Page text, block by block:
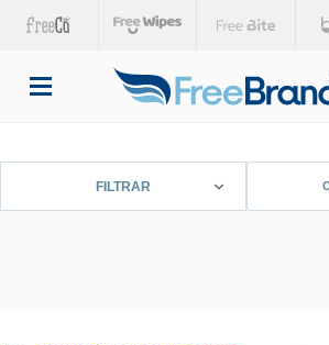
FILTRAR